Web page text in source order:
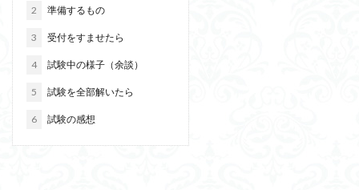
2 準備するもの
3 受付をすませたら
4 試験中の様子（余談）
5 試験を全部解いたら
6 試験の感想